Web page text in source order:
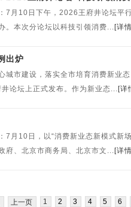
：7月10日下午，2026王府井论坛
。本次分论坛以科技引领消费... [详
出炉
城市建设，落实全市培育消费新
论坛上正式发布。作为新业态... [详
7月10日，以“消费新业态新模式
府、北京市商务局、北京市文... [详
上一页 1 2 3 4 5
6